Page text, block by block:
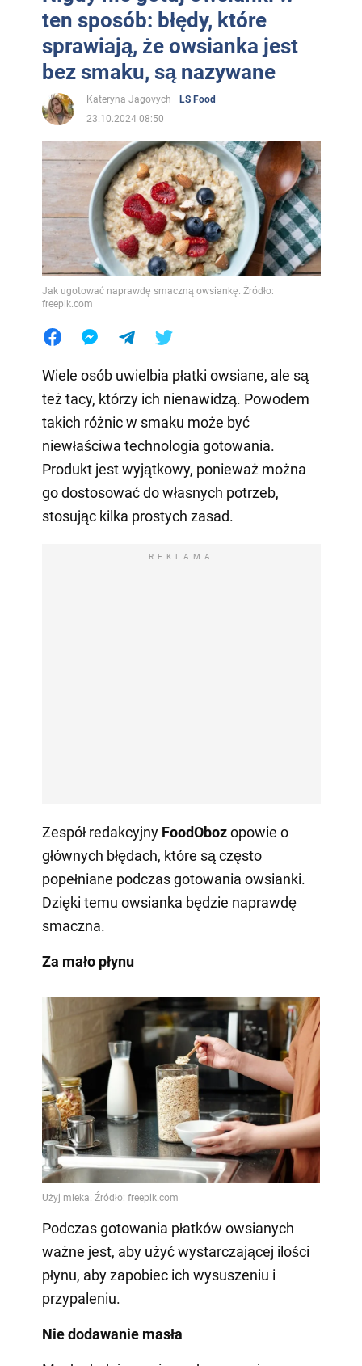
ten sposób: błędy, które
sprawiają, że owsianka jest
bez smaku, są nazywane
Kateryna Jagovych
LS Food
23.10.2024 08:50
Jak ugotować naprawdę smaczną owsiankę. Źródło:
freepik.com
Wiele osób uwielbia płatki owsiane, ale są
też tacy, którzy ich nienawidzą. Powodem
takich różnic w smaku może być
niewłaściwa technologia gotowania.
Produkt jest wyjątkowy, ponieważ można
go dostosować do własnych potrzeb,
stosując kilka prostych zasad.
REKLAMA
Zespół redakcyjny FoodObozopowie o
głównych błędach, które są często
popełniane podczas gotowania owsianki.
Dzięki temu owsianka będzie naprawdę
smaczna.
Za mało płynu
Podczas gotowania płatków owsianych
ważne jest, aby użyć wystarczającej ilości
płynu, aby zapobiec ich wysuszeniu i
przypaleniu.
Nie dodawanie masła